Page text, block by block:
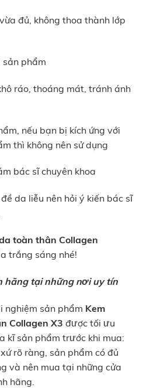
đủ, không thoa thành lớp
sản phẩm
ráo, thoáng mát, tránh ánh
nếu bạn bị kích ứng với
thì không nên sử dụng
bác sĩ chuyên khoa
da liễu nên hỏi ý kiến bác sĩ
toàn thân Collagen
trắng sáng nhé!
hãng tại những nơi uy tín
sản phẩm Kem
Collagen X3 được tối ưu
kĩ sản phẩm trước khi mua:
rõ ràng, sản phẩm có đủ
và nên mua tại những cửa
hãng.